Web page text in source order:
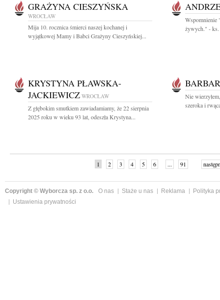
GRAŻYNA CIESZYŃSKA
WROCŁAW
Mija 10. rocznica śmierci naszej kochanej i
wyjątkowej Mamy i Babci Grażyny Cieszyńskiej...
Wspomnienie
żywych." - ks.
KRYSTYNA PŁAWSKA-
JACKIEWICZ WROCŁAW
Z głębokim smutkiem zawiadamiamy, że 22 sierpnia
2025 roku w wieku 93 lat, odeszła Krystyna...
Nie
szeroka i
1 2 3 4 5 6 ... 91
Copyright © Wyborcza sp. z o.o. O nas Staże u nas Reklama
Polityka
Ustawienia prywatności